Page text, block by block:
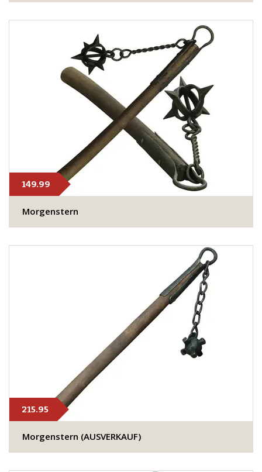
149.99
Morgenstern
215.95
Morgenstern (AUSVERKAUF)